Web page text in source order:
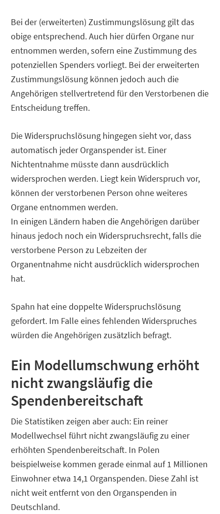
Bei der (erweiterten) Zustimmungslösung gilt das
obige entsprechend. Auch hier dürfen Organe nur
entnommen werden, sofern eine Zustimmung des
potenziellen Spenders vorliegt. Bei der erweiterten
Zustimmungslösung können jedoch auch die
Angehörigen stellvertretend für den Verstorbenen die
Entscheidung treffen.
Die Widerspruchslösung hingegen sieht vor, dass
automatisch jeder Organspender ist. Einer
Nichtentnahme müsste dann ausdrücklich
widersprochen werden. Liegt kein Widerspruch vor,
können der verstorbenen Person ohne weiteres
Organe entnommen werden.
In einigen Ländern haben die Angehörigen darüber
hinaus jedoch noch ein Widerspruchsrecht, falls die
verstorbene Person zu Lebzeiten der
Organentnahme nicht ausdrücklich widersprochen
hat.
Spahn hat eine doppelte Widerspruchslösung
gefordert. Im Falle eines fehlenden Widerspruches
würden die Angehörigen zusätzlich befragt.
Ein Modellumschwung erhöht
nicht zwangsläufig die
Spendenbereitschaft
Die Statistiken zeigen aber auch: Ein reiner
Modellwechsel führt nicht zwangsläufig zu einer
erhöhten Spendenbereitschaft. In Polen
beispielweise kommen gerade einmal auf 1 Millionen
Einwohner etwa 14,1 Organspenden. Diese Zahl ist
nicht weit entfernt von den Organspenden in
Deutschland.